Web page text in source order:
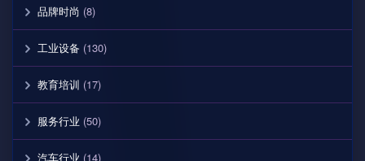
品牌时尚 (8)
工业设备 (130)
教育培训 (17)
服务行业 (50)
汽车行业 (14)